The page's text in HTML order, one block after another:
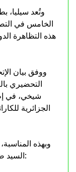
وتُعد سيليا،
الخامس في
ووفق بيان
التحضيري
شيخي، في
الجزائرية
وبهذه
السيد ضا بن قدور، عن دعمه الكامل للبطلة، قائلاً: